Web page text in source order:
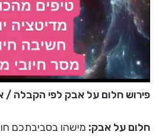
פירוש חלום על אבק לפי הקבלה /
חלום על אבק: מישהו בסביבתכם